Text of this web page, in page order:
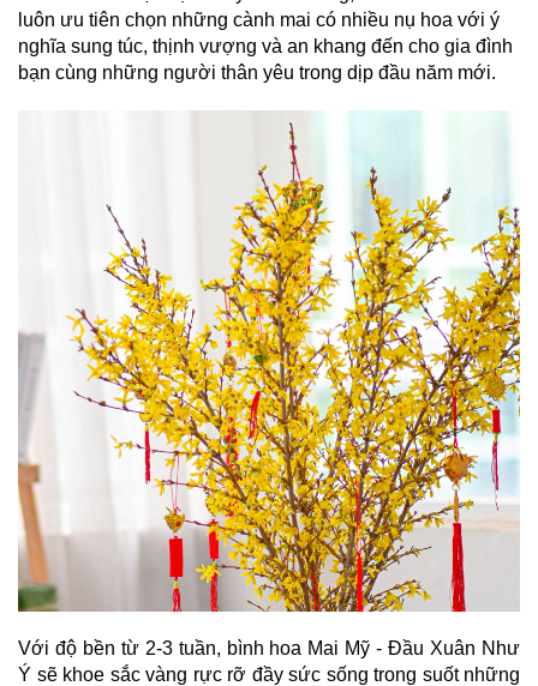
luôn ưu tiên chọn những cành mai có nhiều nụ hoa với ý
nghĩa sung túc, thịnh vượng và an khang đến cho gia đình
bạn cùng những người thân yêu trong dịp đầu năm mới.
Với độ bền từ 2-3 tuần, bình hoa Mai Mỹ - Đầu Xuân Như
Ý sẽ khoe sắc vàng rực rỡ đầy sức sống trong suốt những